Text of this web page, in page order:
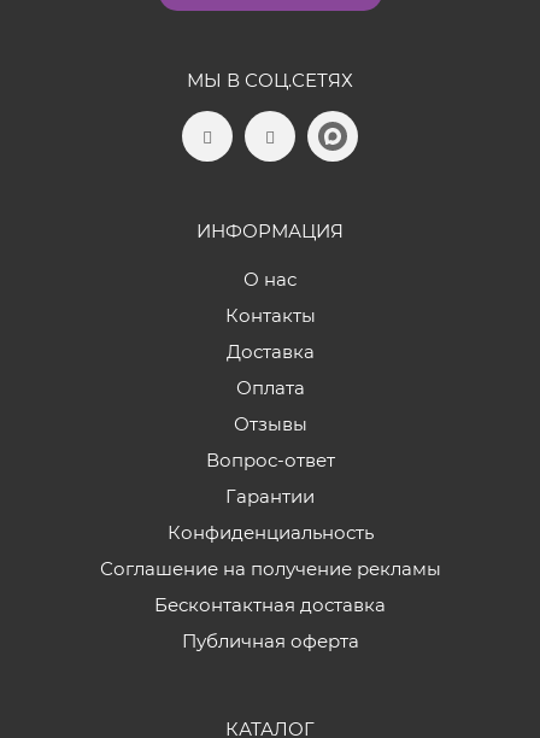
МЫ В СОЦ.СЕТЯХ
ИНФОРМАЦИЯ
О нас
Контакты
Доставка
Оплата
Отзывы
Вопрос-ответ
Гарантии
Конфиденциальность
Соглашение на получение рекламы
Бесконтактная доставка
Публичная оферта
КАТАЛОГ